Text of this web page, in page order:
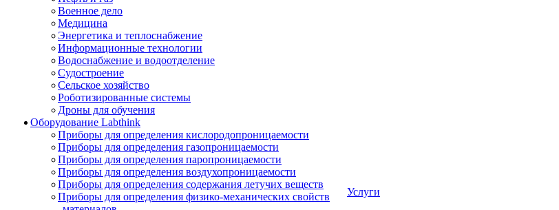
Военное дело
Медицина
Энергетика и теплоснабжение
Информационные технологии
Водоснабжение и водоотделение
Судостроение
Сельское хозяйство
Роботизированные системы
Дроны для обучения
Оборудование Labthink
Приборы для определения кислородопроницаемости
Приборы для определения газопроницаемости
Приборы для определения паропроницаемости
Приборы для определения воздухопроницаемости
Приборы для определения содержания летучих веществ
Приборы для определения физико-механических свойств
Услуги